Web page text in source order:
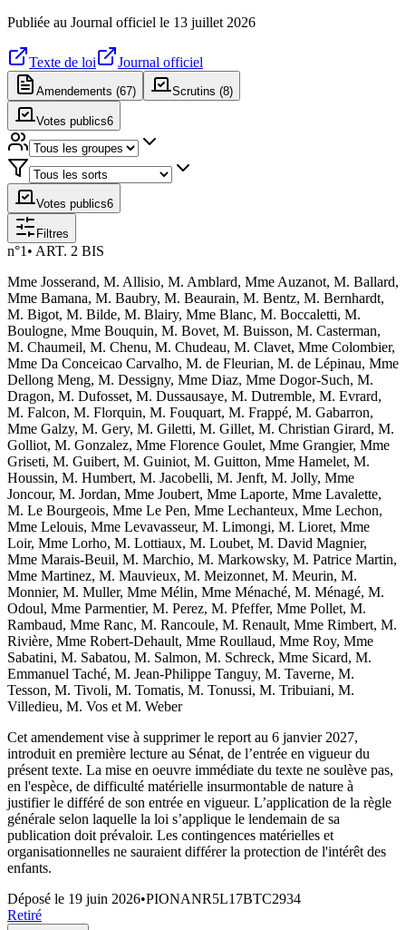
Publiée au Journal officiel le 13 juillet 2026
Texte de loi Journal officiel
Amendements (67) Scrutins (8)
Votes publics6
Votes publics6
Filtres
n°1 • ART. 2 BIS
Mme Josserand, M. Allisio, M. Amblard, Mme Auzanot, M. Ballard,
Mme Bamana, M. Baubry, M. Beaurain, M. Bentz, M. Bernhardt,
M. Bigot, M. Bilde, M. Blairy, Mme Blanc, M. Boccaletti, M.
Boulogne, Mme Bouquin, M. Bovet, M. Buisson, M. Casterman,
M. Chaumeil, M. Chenu, M. Chudeau, M. Clavet, Mme Colombier,
Mme Da Conceicao Carvalho, M. de Fleurian, M. de Lépinau, Mme
Dellong Meng, M. Dessigny, Mme Diaz, Mme Dogor-Such, M.
Dragon, M. Dufosset, M. Dussausaye, M. Dutremble, M. Evrard,
M. Falcon, M. Florquin, M. Fouquart, M. Frappé, M. Gabarron,
Mme Galzy, M. Gery, M. Giletti, M. Gillet, M. Christian Girard, M.
Golliot, M. Gonzalez, Mme Florence Goulet, Mme Grangier, Mme
Griseti, M. Guibert, M. Guiniot, M. Guitton, Mme Hamelet, M.
Houssin, M. Humbert, M. Jacobelli, M. Jenft, M. Jolly, Mme
Joncour, M. Jordan, Mme Joubert, Mme Laporte, Mme Lavalette,
M. Le Bourgeois, Mme Le Pen, Mme Lechanteux, Mme Lechon,
Mme Lelouis, Mme Levavasseur, M. Limongi, M. Lioret, Mme
Loir, Mme Lorho, M. Lottiaux, M. Loubet, M. David Magnier,
Mme Marais-Beuil, M. Marchio, M. Markowsky, M. Patrice Martin,
Mme Martinez, M. Mauvieux, M. Meizonnet, M. Meurin, M.
Monnier, M. Muller, Mme Mélin, Mme Ménaché, M. Ménagé, M.
Odoul, Mme Parmentier, M. Perez, M. Pfeffer, Mme Pollet, M.
Rambaud, Mme Ranc, M. Rancoule, M. Renault, Mme Rimbert, M.
Rivière, Mme Robert-Dehault, Mme Roullaud, Mme Roy, Mme
Sabatini, M. Sabatou, M. Salmon, M. Schreck, Mme Sicard, M.
Emmanuel Taché, M. Jean-Philippe Tanguy, M. Taverne, M.
Tesson, M. Tivoli, M. Tomatis, M. Tonussi, M. Tribuiani, M.
Villedieu, M. Vos et M. Weber
Cet amendement vise à supprimer le report au 6 janvier 2027,
introduit en première lecture au Sénat, de l’entrée en vigueur du
présent texte. La mise en oeuvre immédiate du texte ne soulève pas,
en l'espèce, de difficulté matérielle insurmontable de nature à
justifier le différé de son entrée en vigueur. L’application de la règle
générale selon laquelle la loi s’applique le lendemain de sa
publication doit prévaloir. Les contingences matérielles et
organisationnelles ne sauraient différer la protection de l'intérêt des
enfants.
Déposé le 19 juin 2026•PIONANR5L17BTC2934
Retiré